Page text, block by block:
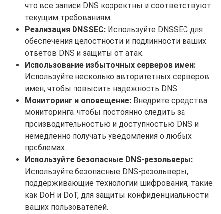
что все записи DNS корректны и соответствуют
текущим требованиям.
Реализация DNSSEC: Используйте DNSSEC для
обеспечения целостности и подлинности ваших
ответов DNS и защиты от атак.
Использование избыточных серверов имен:
Используйте несколько авторитетных серверов
имен, чтобы повысить надежность DNS.
Мониторинг и оповещение: Внедрите средства
мониторинга, чтобы постоянно следить за
производительностью и доступностью DNS и
немедленно получать уведомления о любых
проблемах.
Используйте безопасные DNS-резольверы:
Используйте безопасные DNS-резольверы,
поддерживающие технологии шифрования, такие
как DoH и DoT, для защиты конфиденциальности
ваших пользователей.